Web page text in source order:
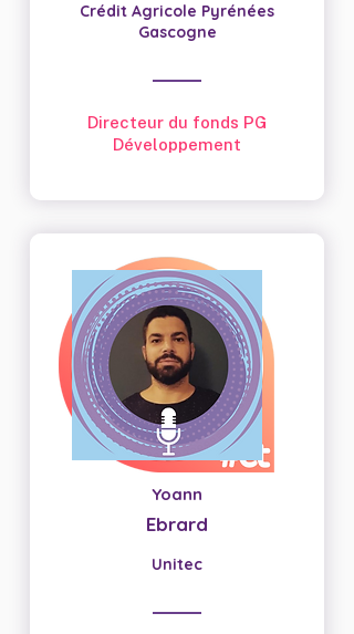
Crédit Agricole Pyrénées
Gascogne
Directeur du fonds PG
Développement
Yoann
Ebrard
Unitec